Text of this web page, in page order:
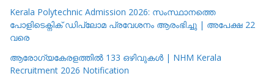
Kerala Polytechnic Admission 2026: സംസ്ഥാനത്തെ
പോളിടെക്നിക് ഡിപ്ലോമ പ്രവേശനം ആരംഭിച്ചു | അപേക്ഷ 22
വരെ
ആരോഗ്യകേരളത്തിൽ 133 ഒഴിവുകൾ | NHM Kerala
Recruitment 2026 Notification